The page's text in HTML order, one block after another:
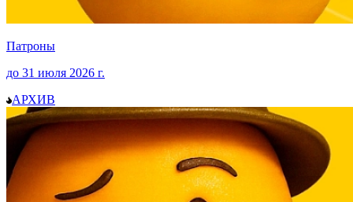
Патроны
до 31 июля 2026 г.
АРХИВ